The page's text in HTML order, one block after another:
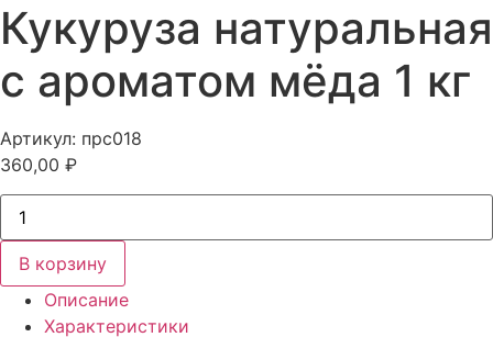
Кукуруза натуральная
с ароматом мёда 1 кг
Артикул: прс018
360,00 ₽
Количество
товара
Кукуруза
натуральная
ароматом
мёда
В корзину
Описание
Характеристики